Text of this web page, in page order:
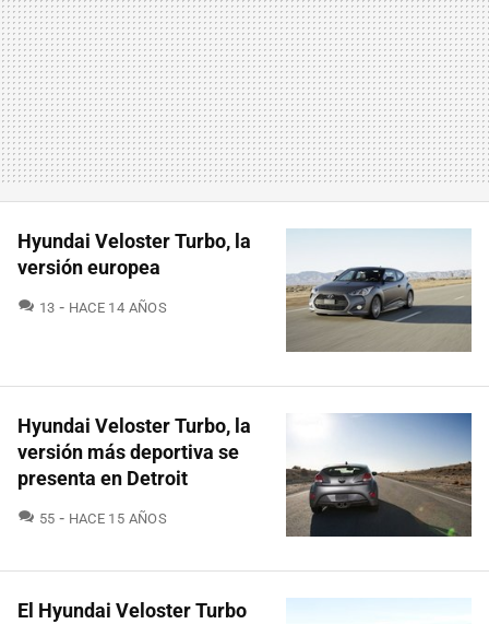
Hyundai Veloster Turbo, la
versión europea
13 COMENTARIOS
HACE 14 AÑOS
Hyundai Veloster Turbo, la
versión más deportiva se
presenta en Detroit
55 COMENTARIOS
HACE 15 AÑOS
El Hyundai Veloster Turbo